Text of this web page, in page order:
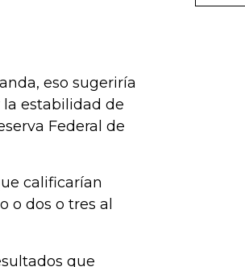
eso sugeriría
estabilidad de
Federal de
calificarían
o dos o tres al
que